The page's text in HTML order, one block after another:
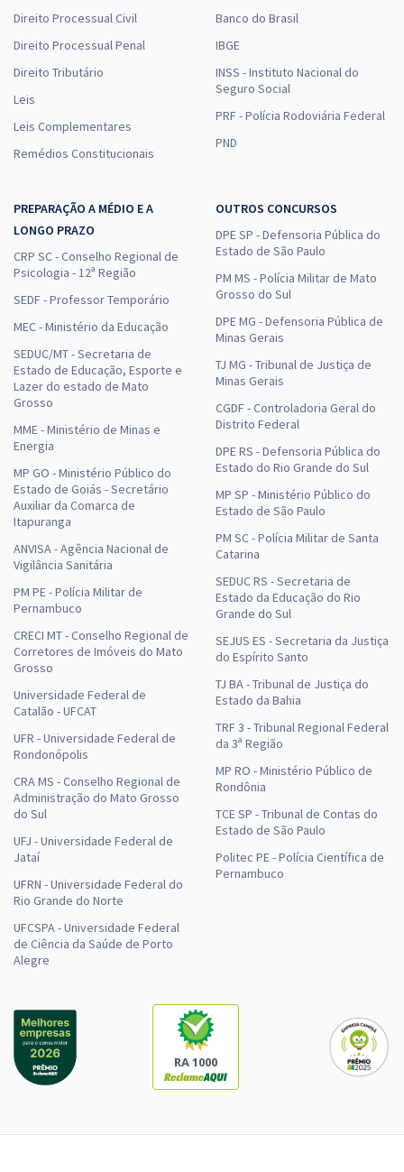
Direito Processual Civil
Direito Processual Penal
Direito Tributário
Leis
Leis Complementares
Remédios Constitucionais
Banco do Brasil
IBGE
INSS - Instituto Nacional do
Seguro Social
PRF - Polícia Rodoviária Federal
PND
PREPARAÇÃO A MÉDIO E A
LONGO PRAZO
CRP SC - Conselho Regional de
Psicologia - 12ª Região
SEDF - Professor Temporário
MEC - Ministério da Educação
SEDUC/MT - Secretaria de
Estado de Educação, Esporte e
Lazer do estado de Mato
Grosso
MME - Ministério de Minas e
Energia
MP GO - Ministério Público do
Estado de Goiás - Secretário
Auxiliar da Comarca de
Itapuranga
ANVISA - Agência Nacional de
Vigilância Sanitária
PM PE - Polícia Militar de
Pernambuco
CRECI MT - Conselho Regional de
Corretores de Imóveis do Mato
Grosso
Universidade Federal de
Catalão - UFCAT
UFR - Universidade Federal de
Rondonópolis
CRA MS - Conselho Regional de
Administração do Mato Grosso
do Sul
UFJ - Universidade Federal de
Jataí
UFRN - Universidade Federal do
Rio Grande do Norte
UFCSPA - Universidade Federal
de Ciência da Saúde de Porto
Alegre
OUTROS CONCURSOS
DPE SP - Defensoria Pública do
Estado de São Paulo
PM MS - Polícia Militar de Mato
Grosso do Sul
DPE MG - Defensoria Pública de
Minas Gerais
TJ MG - Tribunal de Justiça de
Minas Gerais
CGDF - Controladoria Geral do
Distrito Federal
DPE RS - Defensoria Pública do
Estado do Rio Grande do Sul
MP SP - Ministério Público do
Estado de São Paulo
PM SC - Polícia Militar de Santa
Catarina
SEDUC RS - Secretaria de
Estado da Educação do Rio
Grande do Sul
SEJUS ES - Secretaria da Justiça
do Espírito Santo
TJ BA - Tribunal de Justiça do
Estado da Bahia
TRF 3 - Tribunal Regional Federal
da 3ª Região
MP RO - Ministério Público de
Rondônia
TCE SP - Tribunal de Contas do
Estado de São Paulo
Politec PE - Polícia Científica de
Pernambuco
RA 1000